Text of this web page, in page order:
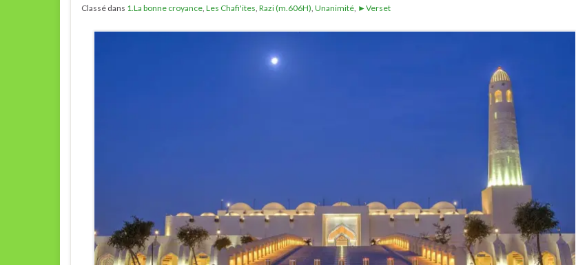
Classé dans 1.La bonne croyance, Les Chafi'ites, Razi (m.606H), Unanimité, ►Verset